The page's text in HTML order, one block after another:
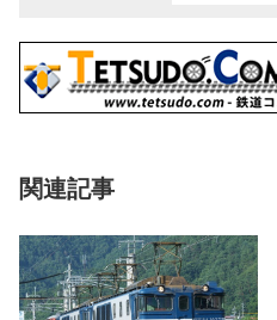
関連記事